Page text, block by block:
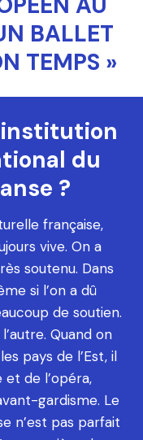
BALLET
TEMPS »
institution
du
?
française,
vive. On a
soutenu. Dans
si l’on a dû
de soutien.
Quand on
pays de l’Est, il
de l’opéra,
gardisme. Le
n’est pas parfait